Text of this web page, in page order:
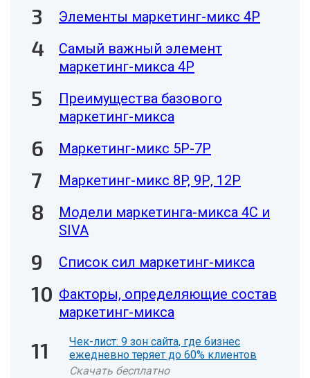
Элементы маркетинг-микс 4Р
Самый важный элемент
маркетинг-микса 4Р
Преимущества базового
маркетинг-микса
Маркетинг-микс 5Р-7Р
Маркетинг-микс 8P, 9Р, 12Р
Модели маркетинга-микса 4C и
SIVA
Список сил маркетинг-микса
Факторы, определяющие состав
маркетинг-микса
Чек-лист: 9 зон сайта, где бизнес
ежедневно теряет до 60% клиентов
Скачать бесплатно